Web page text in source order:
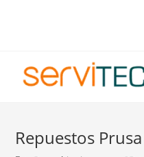
Repuestos Prusa